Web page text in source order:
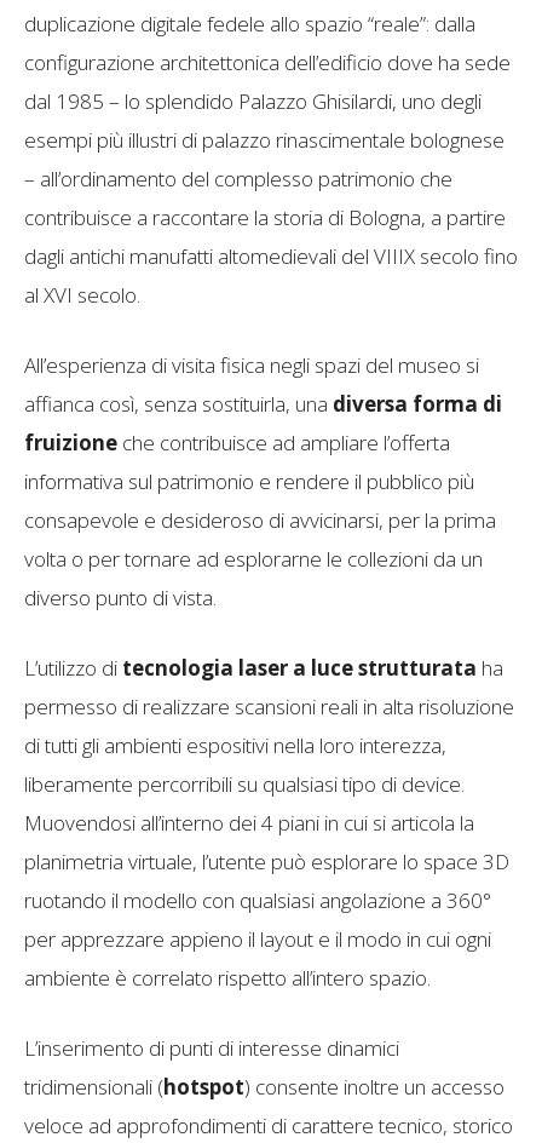
duplicazione digitale fedele allo spazio “reale”: dalla
configurazione architettonica dell’edificio dove ha sede
dal 1985 – lo splendido Palazzo Ghisilardi, uno degli
esempi più illustri di palazzo rinascimentale bolognese
– all’ordinamento del complesso patrimonio che
contribuisce a raccontare la storia di Bologna, a partire
dagli antichi manufatti altomedievali del VIIIX secolo fino
al XVI secolo.
All’esperienza di visita fisica negli spazi del museo si
affianca così, senza sostituirla, una diversa forma di
fruizione che contribuisce ad ampliare l’offerta
informativa sul patrimonio e rendere il pubblico più
consapevole e desideroso di avvicinarsi, per la prima
volta o per tornare ad esplorarne le collezioni da un
diverso punto di vista.
L’utilizzo di tecnologia laser a luce strutturata ha
permesso di realizzare scansioni reali in alta risoluzione
di tutti gli ambienti espositivi nella loro interezza,
liberamente percorribili su qualsiasi tipo di device.
Muovendosi all’interno dei 4 piani in cui si articola la
planimetria virtuale, l’utente può esplorare lo space 3D
ruotando il modello con qualsiasi angolazione a 360°
per apprezzare appieno il layout e il modo in cui ogni
ambiente è correlato rispetto all’intero spazio.
L’inserimento di punti di interesse dinamici
tridimensionali (hotspot) consente inoltre un accesso
veloce ad approfondimenti di carattere tecnico, storico